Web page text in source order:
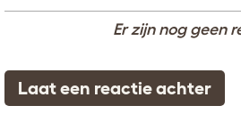
Er zijn nog geen
Laat een reactie achter